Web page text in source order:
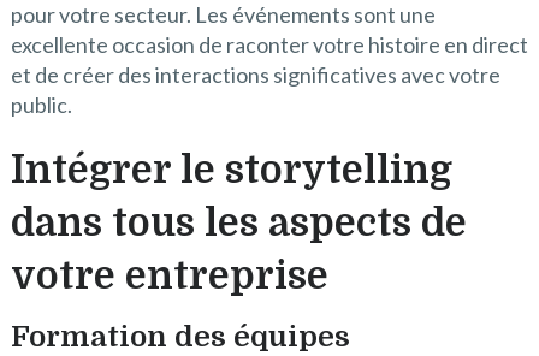
pour votre secteur. Les événements sont une
excellente occasion de raconter votre histoire en direct
et de créer des interactions significatives avec votre
public.
Intégrer le storytelling
dans tous les aspects de
votre entreprise
Formation des équipes